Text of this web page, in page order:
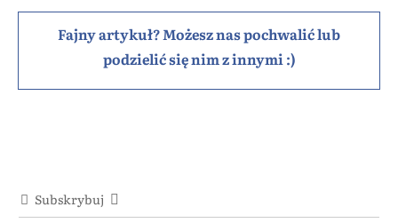
Fajny artykuł? Możesz nas pochwalić lub
podzielić się nim z innymi :)
Subskrybuj